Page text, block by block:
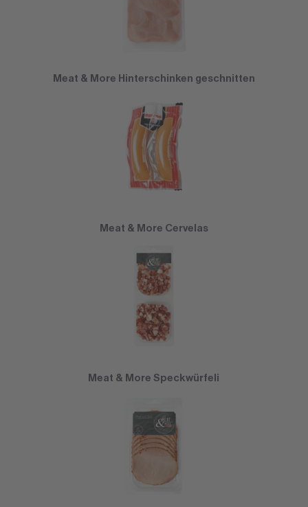
Meat & More Hinterschinken geschnitten
Meat & More Cervelas
Meat & More Speckwürfeli